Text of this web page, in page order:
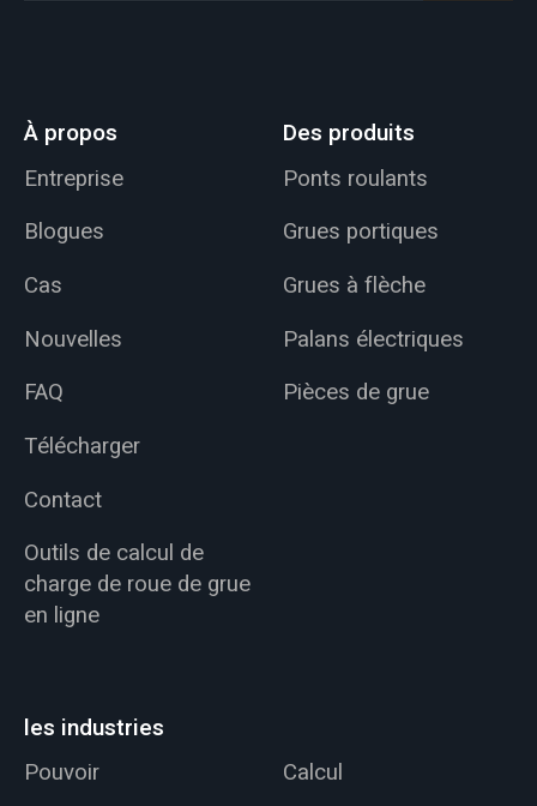
À propos
Entreprise
Blogues
Cas
Nouvelles
FAQ
Télécharger
Contact
Outils de calcul de
charge de roue de grue
en ligne
Des produits
Ponts roulants
Grues portiques
Grues à flèche
Palans électriques
Pièces de grue
les industries
Pouvoir
Calcul